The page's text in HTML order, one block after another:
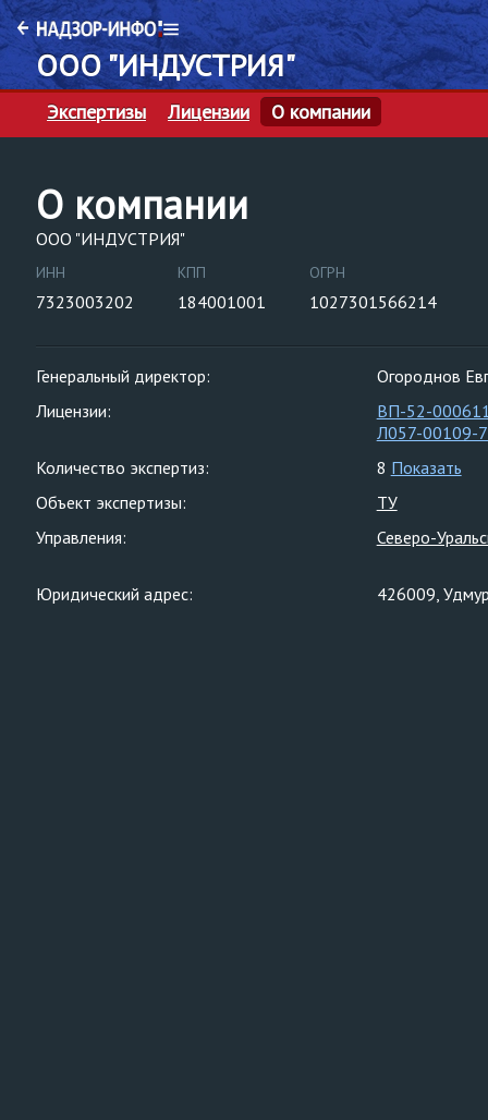
ООО "ИНДУСТРИЯ"
Экспертизы Лицензии О компании
О компании
ООО "ИНДУСТРИЯ"
ИНН
7323003202
КПП
184001001
ОГРН
1027301566214
Генеральный директор:
Огороднов
Лицензии:
ВП-52-
Л057-00109-
Количество экспертиз:
8 Показать
Объект экспертизы:
ТУ
Управления:
Северо-
Юридический адрес: 426009,